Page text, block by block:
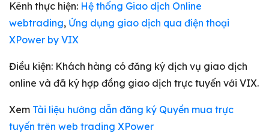
Kênh thực hiện: Hệ thống Giao dịch Online
webtrading, Ứng dụng giao dịch qua điện thoại
XPower by VIX
Điều kiện: Khách hàng có đăng ký dịch vụ giao dịch
online và đã ký hợp đồng giao dịch trực tuyến với VIX.
Xem Tài liệu hướng dẫn đăng ký Quyền mua trực
tuyến trên web trading XPower